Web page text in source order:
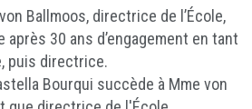
Ballmoos, directrice de l’École,
après 30 ans d’engagement en tant
puis directrice.
Bourqui succède à Mme von